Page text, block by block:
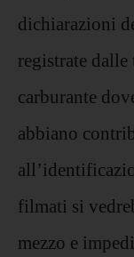
dichiarazioni
registrate
carburante
abbiano
filmati si
mezzo e